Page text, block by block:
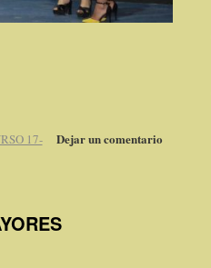
Dejar un comentario
17-